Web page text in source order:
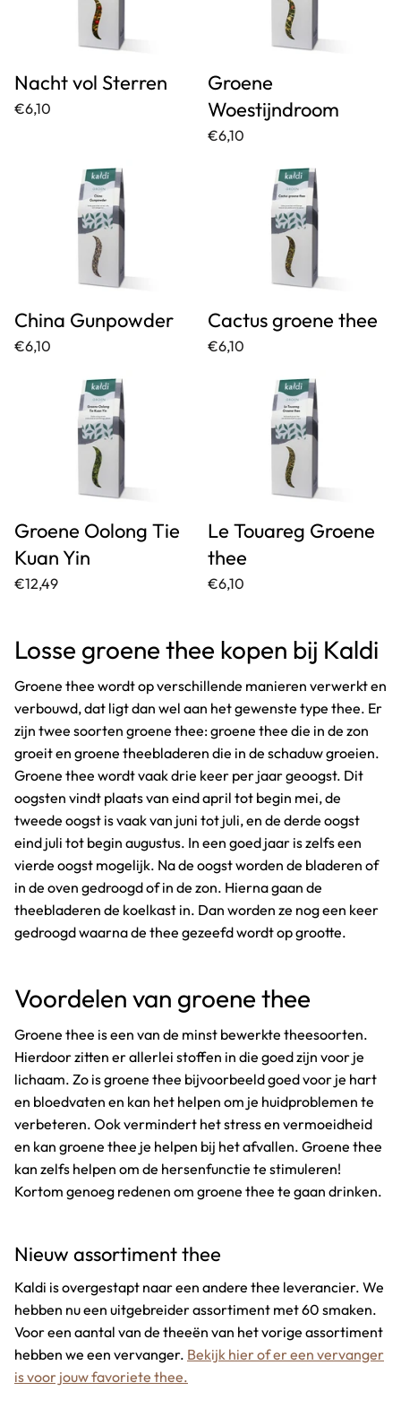
Nacht vol Sterren
€6,10
Groene
Woestijndroom
€6,10
China Gunpowder
€6,10
Cactus groene thee
€6,10
Groene Oolong Tie
Kuan Yin
€12,49
Le Touareg Groene
thee
€6,10
Losse groene thee kopen bij Kaldi
Groene thee wordt op verschillende manieren verwerkt en
verbouwd, dat ligt dan wel aan het gewenste type thee. Er
zijn twee soorten groene thee: groene thee die in de zon
groeit en groene theebladeren die in de schaduw groeien.
Groene thee wordt vaak drie keer per jaar geoogst. Dit
oogsten vindt plaats van eind april tot begin mei, de
tweede oogst is vaak van juni tot juli, en de derde oogst
eind juli tot begin augustus. In een goed jaar is zelfs een
vierde oogst mogelijk. Na de oogst worden de bladeren of
in de oven gedroogd of in de zon. Hierna gaan de
theebladeren de koelkast in. Dan worden ze nog een keer
gedroogd waarna de thee gezeefd wordt op grootte.
Voordelen van groene thee
Groene thee is een van de minst bewerkte theesoorten.
Hierdoor zitten er allerlei stoffen in die goed zijn voor je
lichaam. Zo is groene thee bijvoorbeeld goed voor je hart
en bloedvaten en kan het helpen om je huidproblemen te
verbeteren. Ook vermindert het stress en vermoeidheid
en kan groene thee je helpen bij het afvallen. Groene thee
kan zelfs helpen om de hersenfunctie te stimuleren!
Kortom genoeg redenen om groene thee te gaan drinken.
Nieuw assortiment thee
Kaldi is overgestapt naar een andere thee leverancier. We
hebben nu een uitgebreider assortiment met 60 smaken.
Voor een aantal van de theeën van het vorige assortiment
hebben we een vervanger. Bekijk hier of er een vervanger
is voor jouw favoriete thee.